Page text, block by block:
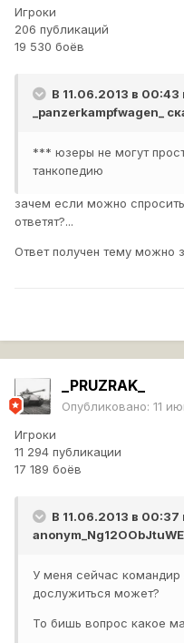
Игроки
206 публикаций
19 530 боёв
В 11.06.2013 в 00:43
_panzerkampfwagen_
*** юзеры не могут
танкопедию
зачем если можно
ответят?...
Ответ получен тему можно
_PRUZRAK_
Опубликовано: 11
Игроки
11 294 публикации
17 189 боёв
В 11.06.2013 в 00:37
anonym_Ng12OObJtuWE
У меня сейчас командир
дослужиться может?
То бишь вопрос какое